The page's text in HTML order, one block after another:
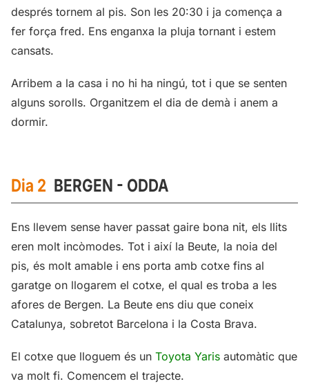
després tornem al pis. Son les 20:30 i ja comença a
fer força fred. Ens enganxa la pluja tornant i estem
cansats.
Arribem a la casa i no hi ha ningú, tot i que se senten
alguns sorolls. Organitzem el dia de demà i anem a
dormir.
Dia 2 BERGEN - ODDA
Ens llevem sense haver passat gaire bona nit, els llits
eren molt incòmodes. Tot i així la Beute, la noia del
pis, és molt amable i ens porta amb cotxe fins al
garatge on llogarem el cotxe, el qual es troba a les
afores de Bergen. La Beute ens diu que coneix
Catalunya, sobretot Barcelona i la Costa Brava.
El cotxe que lloguem és un Toyota Yaris automàtic que
va molt fi. Comencem el trajecte.